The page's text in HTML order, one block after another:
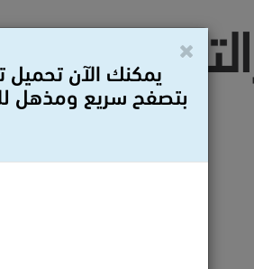
يمكنك الآن تحميل
بتصفح سريع ومذهل